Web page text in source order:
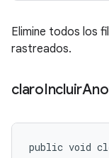
Elimine todos los
rastreados.
claroIncluir
public void